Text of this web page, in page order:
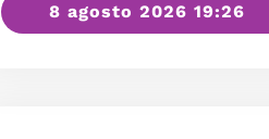
8 agosto 2026 19:26